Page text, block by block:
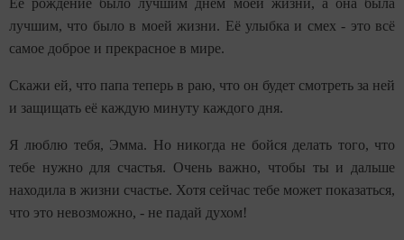
лучшим, что было в моей жизни. Её улыбка и смех - это всё
самое доброе и прекрасное в мире.
Скажи ей, что папа теперь в раю, что он будет смотреть за ней
и защищать её каждую минуту каждого дня.
Я люблю тебя, Эмма. Но никогда не бойся делать того, что
тебе нужно для счастья. Очень важно, чтобы ты и дальше
находила в жизни счастье. Хотя сейчас тебе может показаться,
что это невозможно, - не падай духом!